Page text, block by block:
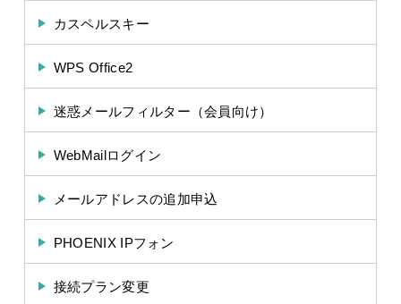
カスペルスキー
WPS Office2
迷惑メールフィルター（会員向け）
WebMailログイン
メールアドレスの追加申込
PHOENIX IPフォン
接続プラン変更